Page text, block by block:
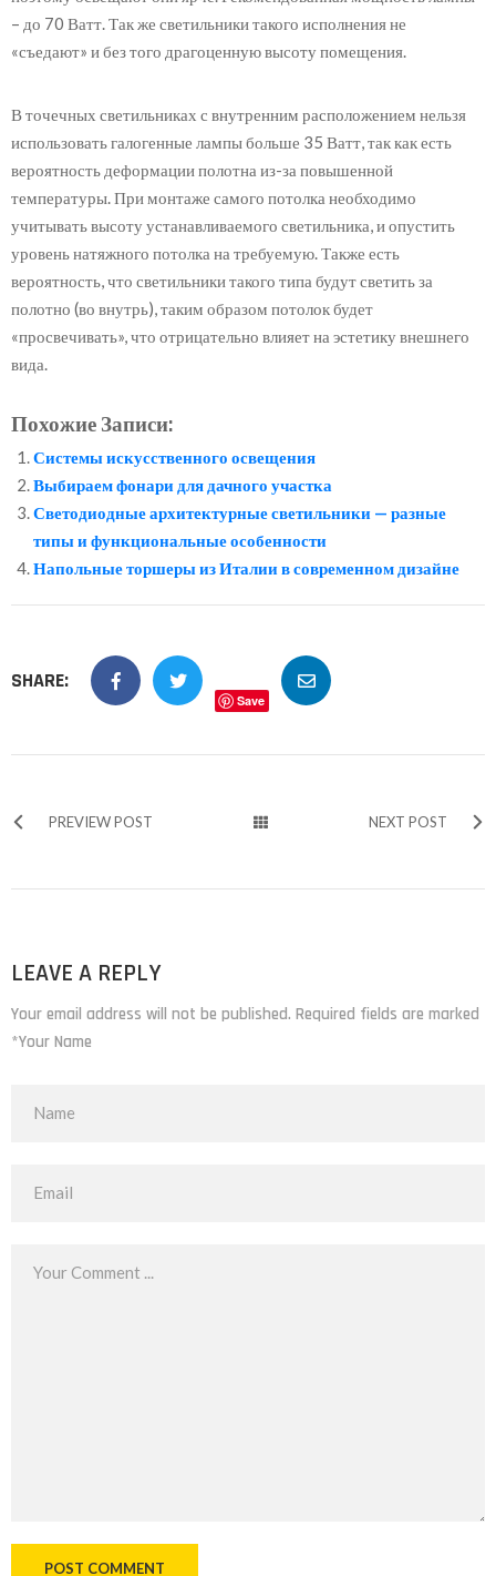
– до 70 Ватт. Так же светильники такого исполнения не
«съедают» и без того драгоценную высоту помещения.
В точечных светильниках с внутренним расположением нельзя
использовать галогенные лампы больше 35 Ватт, так как есть
вероятность деформации полотна из-за повышенной
температуры. При монтаже самого потолка необходимо
учитывать высоту устанавливаемого светильника, и опустить
уровень натяжного потолка на требуемую. Также есть
вероятность, что светильники такого типа будут светить за
полотно (во внутрь), таким образом потолок будет
«просвечивать», что отрицательно влияет на эстетику внешнего
вида.
Похожие Записи:
Системы искусственного освещения
Выбираем фонари для дачного участка
Светодиодные архитектурные светильники — разные
типы и функциональные особенности
Напольные торшеры из Италии в современном дизайне
SHARE:
Save
PREVIEW POST NEXT POST
LEAVE A REPLY
Your email address will not be published. Required fields are marked
*Your Name